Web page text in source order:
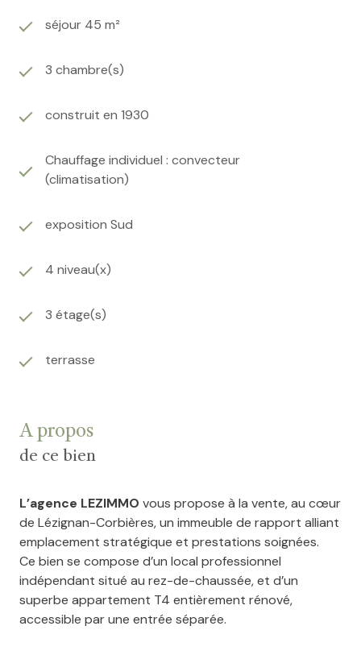
séjour 45 m²
3 chambre(s)
construit en 1930
Chauffage individuel : convecteur
(climatisation)
exposition Sud
4 niveau(x)
3 étage(s)
terrasse
A propos
de ce bien
L’agence LEZIMMO vous propose à la vente, au cœur
de Lézignan-Corbières, un immeuble de rapport alliant
emplacement stratégique et prestations soignées.
Ce bien se compose d’un local professionnel
indépendant situé au rez-de-chaussée, et d’un
superbe appartement T4 entièrement rénové,
accessible par une entrée séparée.